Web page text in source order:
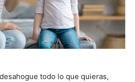
todo lo que quieras,